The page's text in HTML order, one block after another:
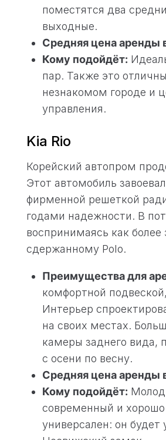
поместятся два
выходные.
Средняя цена аренды
Кому подойдёт:
пар. Также это
незнакомом городе и
управления.
Kia Rio
Корейский автопром
Этот автомобиль
фирменной решеткой
годами надежности. В
воспринимаясь как более
сдержанному Polo.
Преимущества для
комфортной
Интерьер
на своих местах.
камеры заднего вида,
с осени по весну.
Средняя цена аренды
Кому подойдёт:
современный и
универсален: он будет